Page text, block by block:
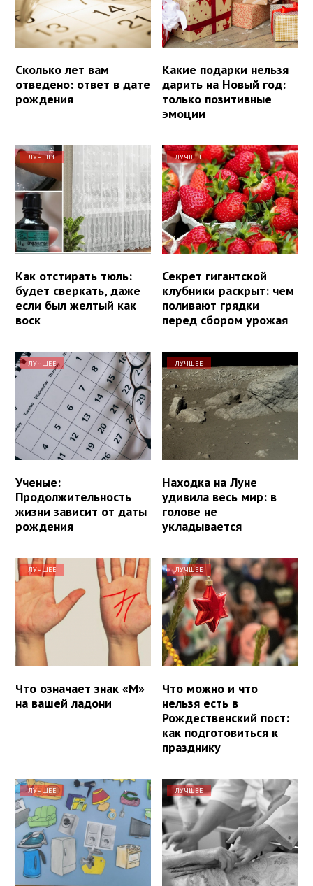
Сколько лет вам
отведено: ответ в дате
рождения
Какие подарки нельзя
дарить на Новый год:
только позитивные
эмоции
ЛУЧШЕЕ
Как отстирать тюль:
будет сверкать, даже
если был желтый как
воск
ЛУЧШЕЕ
Секрет гигантской
клубники раскрыт: чем
поливают грядки
перед сбором урожая
ЛУЧШЕЕ
Ученые:
Продолжительность
жизни зависит от даты
рождения
ЛУЧШЕЕ
Находка на Луне
удивила весь мир: в
голове не
укладывается
ЛУЧШЕЕ
Что означает знак «М»
на вашей ладони
ЛУЧШЕЕ
Что можно и что
нельзя есть в
Рождественский пост:
как подготовиться к
празднику
ЛУЧШЕЕ ЛУЧШЕЕ